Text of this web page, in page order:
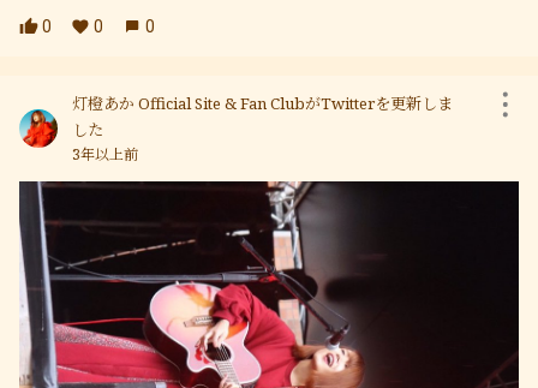
0 0 0
灯橙あか Official Site & Fan ClubがTwitterを更新しま
した
3年以上前